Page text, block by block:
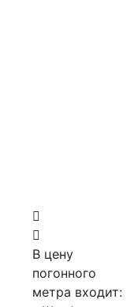
В цену
погонного
метра входит: